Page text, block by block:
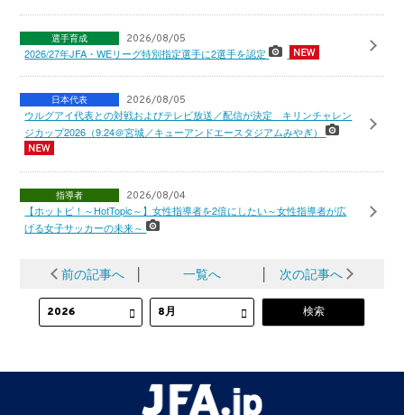
選手育成 2026/08/05
2026/27年JFA・WEリーグ特別指定選手に2選手を認定
日本代表 2026/08/05
ウルグアイ代表との対戦およびテレビ放送／配信が決定 キリンチャレン
ジカップ2026（9.24＠宮城／キューアンドエースタジアムみやぎ）
指導者 2026/08/04
【ホットピ！～HotTopic～】女性指導者を2倍にしたい～女性指導者が広
げる女子サッカーの未来～
前の記事へ │ 一覧へ │ 次の記事へ